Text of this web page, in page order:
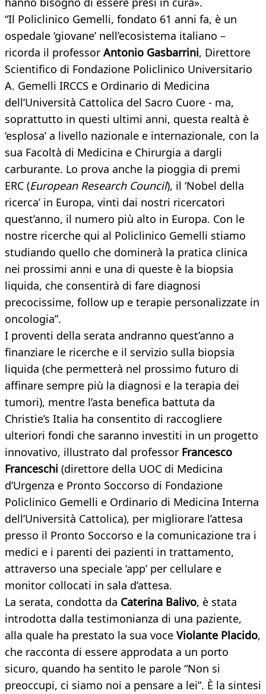
“Il Policlinico Gemelli, fondato 61 anni fa, è un
ospedale ‘giovane’ nell’ecosistema italiano –
ricorda il professor Antonio Gasbarrini, Direttore
Scientifico di Fondazione Policlinico Universitario
A. Gemelli IRCCS e Ordinario di Medicina
dell’Università Cattolica del Sacro Cuore - ma,
soprattutto in questi ultimi anni, questa realtà è
‘esplosa’ a livello nazionale e internazionale, con la
sua Facoltà di Medicina e Chirurgia a dargli
carburante. Lo prova anche la pioggia di premi
ERC (European Research Council), il ‘Nobel della
ricerca’ in Europa, vinti dai nostri ricercatori
quest’anno, il numero più alto in Europa. Con le
nostre ricerche qui al Policlinico Gemelli stiamo
studiando quello che dominerà la pratica clinica
nei prossimi anni e una di queste è la biopsia
liquida, che consentirà di fare diagnosi
precocissime, follow up e terapie personalizzate in
oncologia”.
I proventi della serata andranno quest’anno a
finanziare le ricerche e il servizio sulla biopsia
liquida (che permetterà nel prossimo futuro di
affinare sempre più la diagnosi e la terapia dei
tumori), mentre l’asta benefica battuta da
Christie’s Italia ha consentito di raccogliere
ulteriori fondi che saranno investiti in un progetto
innovativo, illustrato dal professor Francesco
Franceschi (direttore della UOC di Medicina
d’Urgenza e Pronto Soccorso di Fondazione
Policlinico Gemelli e Ordinario di Medicina Interna
dell’Università Cattolica), per migliorare l’attesa
presso il Pronto Soccorso e la comunicazione tra i
medici e i parenti dei pazienti in trattamento,
attraverso una speciale ‘app’ per cellulare e
monitor collocati in sala d’attesa.
La serata, condotta da Caterina Balivo, è stata
introdotta dalla testimonianza di una paziente,
alla quale ha prestato la sua voce Violante Placido,
che racconta di essere approdata a un porto
sicuro, quando ha sentito le parole “Non si
preoccupi, ci siamo noi a pensare a lei”. È la sintesi